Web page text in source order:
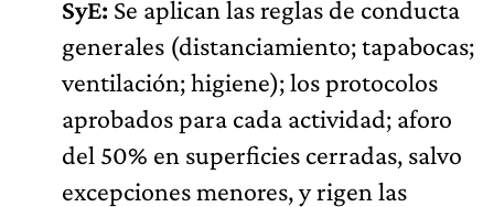
SyE: Se aplican las reglas de conducta
generales (distanciamiento; tapabocas;
ventilación; higiene); los protocolos
aprobados para cada actividad; aforo
del 50% en superficies cerradas, salvo
excepciones menores, y rigen las